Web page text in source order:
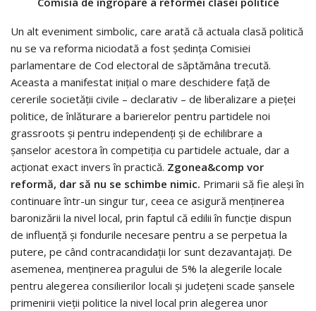
Un alt eveniment simbolic, care arată că actuala clasă politică
nu se va reforma niciodată a fost şedinţa Comisiei
parlamentare de Cod electoral de săptămâna trecută.
Aceasta a manifestat iniţial o mare deschidere faţă de
cererile societăţii civile – declarativ – de liberalizare a pieţei
politice, de înlăturare a barierelor pentru partidele noi
grassroots şi pentru independenţi şi de echilibrare a
şanselor acestora în competiţia cu partidele actuale, dar a
acţionat exact invers în practică. Zgonea&comp vor
reformă, dar să nu se schimbe nimic. Primarii să fie aleşi în
continuare într-un singur tur, ceea ce asigură menţinerea
baronizării la nivel local, prin faptul că edilii în funcţie dispun
de influenţă şi fondurile necesare pentru a se perpetua la
putere, pe când contracandidaţii lor sunt dezavantajaţi. De
asemenea, menţinerea pragului de 5% la alegerile locale
pentru alegerea consilierilor locali şi judeţeni scade şansele
primenirii vieţii politice la nivel local prin alegerea unor